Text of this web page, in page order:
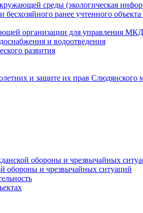
среды (экологическая
ранее учтенного
организации для управления МКД
и водоотведения
развития
и защите их прав Слюдянского
обороны и чрезвычайных
обороны и чрезвычайных ситуаций